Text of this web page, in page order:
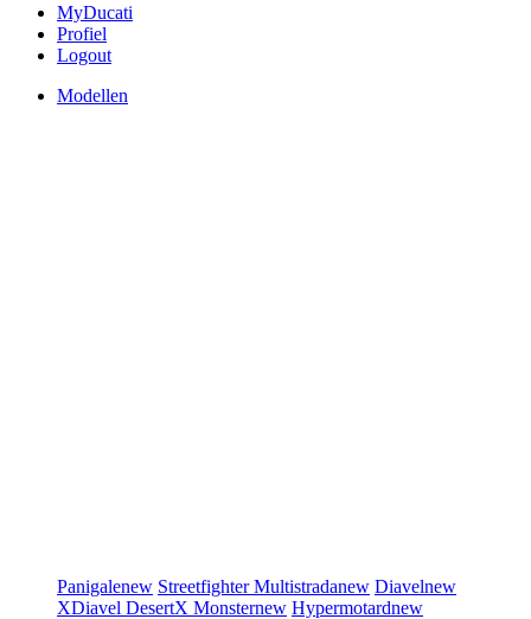
MyDucati
Profiel
Logout
Modellen
Panigalenew StreetfighterMultistradanew Diavelnew
XDiavel DesertX Monsternew Hypermotardnew